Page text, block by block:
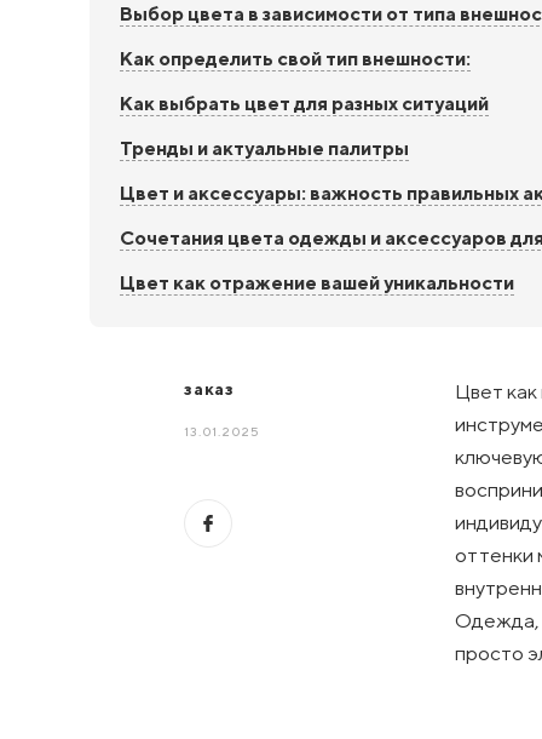
Выбор цвета в зависимости от типа
Как определить свой тип внешности:
Как выбрать цвет для разных ситуаций
Тренды и актуальные палитры
Цвет и аксессуары: важность правильных
Сочетания цвета одежды и аксессуаров
Цвет как отражение вашей уникальности
заказ
13.01.2025
Цвет
оттенки
Одежда,
просто